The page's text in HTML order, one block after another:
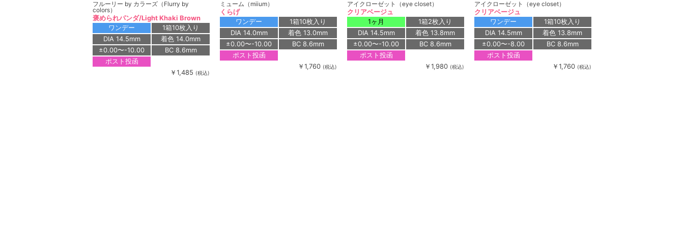
フルーリー by カラーズ（Flurry by
colors）
褒められパンダ/Light Khaki Brown
ワンデー
1箱10枚入り
DIA 14.5mm
着色 14.0mm
±0.00〜-10.00
BC 8.6mm
ポスト投函
￥1,485 (税込)
ミューム（miium）
くらげ
ワンデー
1箱10枚入り
DIA 14.0mm
着色 13.0mm
±0.00〜-10.00
BC 8.6mm
ポスト投函
￥1,760 (税込)
アイクローゼット（eye closet）
クリアベージュ
1ヶ月
1箱2枚入り
DIA 14.5mm
着色 13.8mm
±0.00〜-10.00
BC 8.6mm
ポスト投函
￥1,980 (税込)
アイクローゼット（eye closet）
クリアベージュ
ワンデー
1箱10枚入り
DIA 14.5mm
着色 13.8mm
±0.00〜-8.00
BC 8.6mm
ポスト投函
￥1,760 (税込)